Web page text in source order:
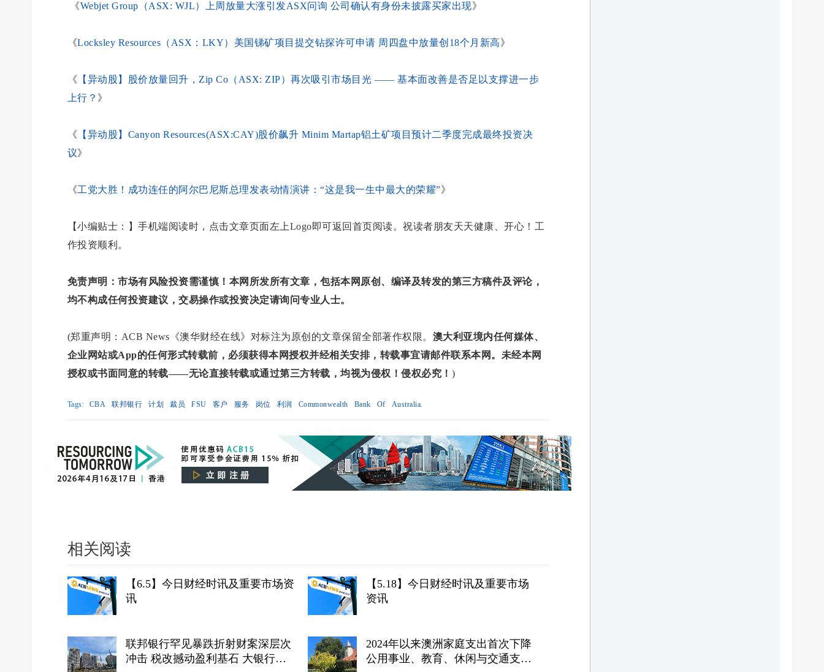
《Webjet Group（ASX: WJL）上周放量大涨引发ASX问询 公司确认有身份未披露买家出现》
《Locksley Resources（ASX：LKY）美国锑矿项目提交钻探许可申请 周四盘中放量创18个月新高》
《 【异动股】股价放量回升，Zip Co（ASX: ZIP）再次吸引市场目光 —— 基本面改善是否足以支撑进一步
上行？ 》
《 【异动股】Canyon Resources(ASX:CAY)股价飙升 Minim Martap铝土矿项目预计二季度完成最终投资决
议》
《工党大胜！成功连任的阿尔巴尼斯总理发表动情演讲：“这是我一生中最大的荣耀”》
【小编贴士：】手机端阅读时，点击文章页面左上Logo即可返回首页阅读。祝读者朋友天天健康、开心！工
作投资顺利。
免责声明：市场有风险投资需谨慎！本网所发所有文章，包括本网原创、编译及转发的第三方稿件及评论，
均不构成任何投资建议，交易操作或投资决定请询问专业人士。
(郑重声明：ACB News《澳华财经在线》对标注为原创的文章保留全部著作权限。 澳大利亚境内任何媒体、
企业网站或App的任何形式转载前，必须获得本网授权并经相关安排，转载事宜请邮件联系本网。未经本网
授权或书面同意的转载——无论直接转载或通过第三方转载，均视为侵权！侵权必究！ )
Tags: CBA 联邦银行 计划 裁员 FSU 客户 服务 岗位 利润 Commonwealth Bank Of Australia.
相关阅读
【6.5】今日财经时讯及重要市场资
讯
【5.18】今日财经时讯及重要市场
资讯
联邦银行罕见暴跌折射财案深层次
冲击 税改撼动盈利基石 大银行股
2024年以来澳洲家庭支出首次下降
公用事业、教育、休闲与交通支出